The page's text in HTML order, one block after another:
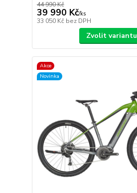
44 990 Kč
39 990 Kč/ks
33 050 Kč bez DPH
Zvolit variantu
Akce
Novinka